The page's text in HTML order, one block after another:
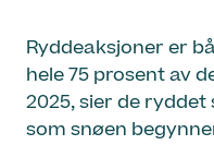
Ryddeaksjoner er
hele 75 prosent av
2025, sier de
som snøen